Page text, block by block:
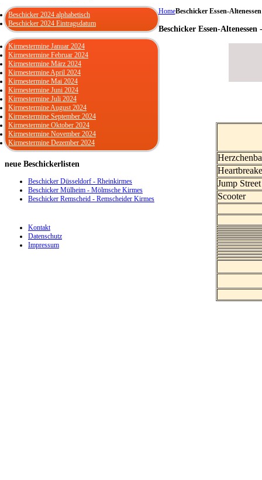
HomeBeschicker Essen-
Beschicker Essen-
Jump Street
Scooter
Beschicker 2024 alphabetisch
Beschicker 2024 Eintragsdatum
Kirmestermine Januar 2024
Kirmestermine Februar 2024
Kirmestermine März 2024
Kirmestermine April 2024
Kirmestermine Mai 2024
Kirmestermine Juni 2024
Kirmestermine Juli 2024
Kirmestermine August 2024
Kirmestermine September 2024
Kirmestermine Oktober 2024
Kirmestermine November 2024
Kirmestermine Dezember 2024
neue Beschickerlisten
Beschicker Düsseldorf - Rheinkirmes
Beschicker Mülheim - Mölmsche Kirmes
Beschicker Remscheid - Remscheider Kirmes
Kontakt
Datenschutz
Impressum